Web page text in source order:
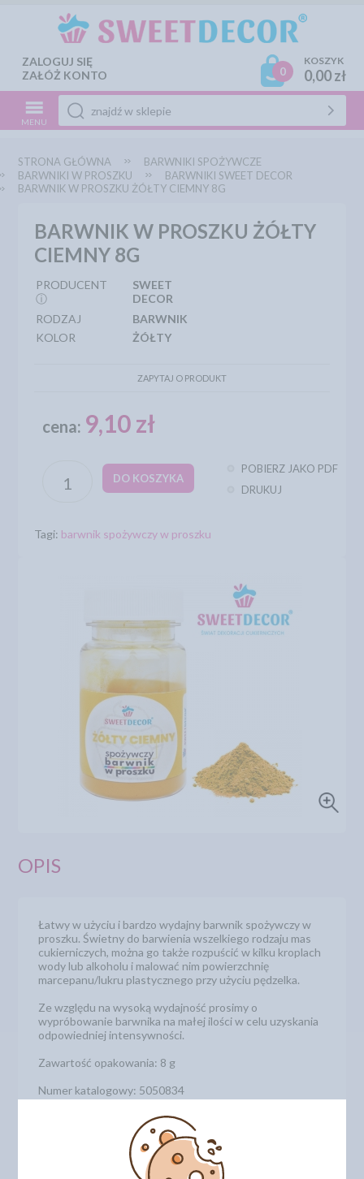
ZALOGUJ SIĘ
ZAŁÓŻ KONTO
0
KOSZYK
0,00 zł
MENU
STRONA GŁÓWNA
BARWNIKI SPOŻYWCZE
BARWNIKI W PROSZKU
BARWNIKI SWEET DECOR
BARWNIK W PROSZKU ŻÓŁTY CIEMNY 8G
BARWNIK W PROSZKU ŻÓŁTY
CIEMNY 8G
PRODUCENT
ⓘ
SWEET
DECOR
RODZAJ
BARWNIK
KOLOR
ŻÓŁTY
ZAPYTAJ O PRODUKT
cena: 9,10 zł
DO KOSZYKA
POBIERZ JAKO PDF
DRUKUJ
Tagi: barwnik spożywczy w proszku
OPIS
Łatwy w użyciu i bardzo wydajny barwnik spożywczy w
proszku. Świetny do barwienia wszelkiego rodzaju mas
cukierniczych, można go także rozpuścić w kilku kroplach
wody lub alkoholu i malować nim powierzchnię
marcepanu/lukru plastycznego przy użyciu pędzelka.
Ze względu na wysoką wydajność prosimy o
wypróbowanie barwnika na małej ilości w celu uzyskania
odpowiedniej intensywności.
Zawartość opakowania: 8 g
Numer katalogowy: 5050834
Składniki: tartazyna E102
W naszym asortymencie posiadamy szeroką gamę
barwników w proszku. Polecamy również inne kolory!